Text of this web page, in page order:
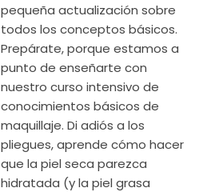
pequeña actualización sobre
todos los conceptos básicos.
Prepárate, porque estamos a
punto de enseñarte con
nuestro curso intensivo de
conocimientos básicos de
maquillaje. Di adiós a los
pliegues, aprende cómo hacer
que la piel seca parezca
hidratada (y la piel grasa